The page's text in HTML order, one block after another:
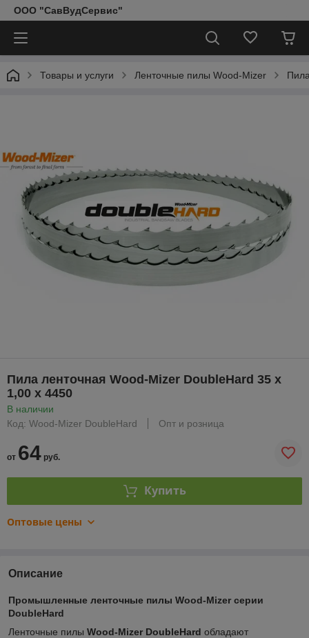
ООО "СавВудСервис"
Товары и услуги Ленточные пилы Wood-Mizer
Пила ленточная Wood-Mizer DoubleHard 35 х
1,00 х 4450
В наличии
Код: Wood-Mizer DoubleHard
Опт и розница
от 64 руб.
Купить
Оптовые цены
Описание
Промышленные ленточные пилы Wood-Mizer серии
DoubleHard
Ленточные пилы Wood-Mizer DoubleHard обладают